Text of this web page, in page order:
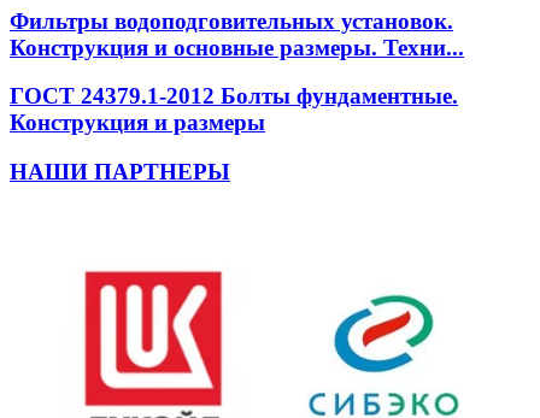
Фильтры водоподговительных установок.
Конструкция и основные размеры. Техни...
ГОСТ 24379.1-2012 Болты фундаментные.
Конструкция и размеры
НАШИ ПАРТНЕРЫ